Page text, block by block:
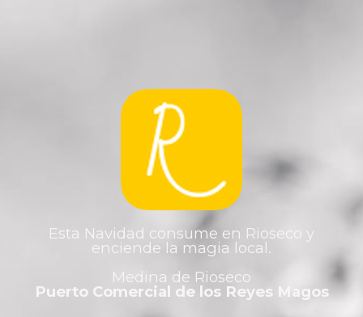
Esta Navidad consume en Rioseco y
enciende la magia local.
Medina de Rioseco
Puerto Comercial de los Reyes Magos